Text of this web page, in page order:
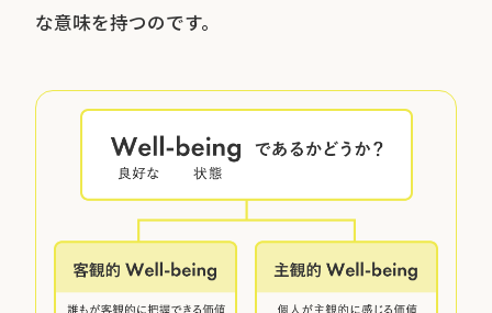
な意味を持つのです。